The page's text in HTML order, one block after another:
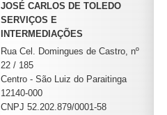
JOSÉ CARLOS DE TOLEDO
SERVIÇOS E
INTERMEDIAÇÕES
Rua Cel. Domingues de Castro, nº
22 / 185
Centro - São Luiz do Paraitinga
12140-000
CNPJ 52.202.879/0001-58